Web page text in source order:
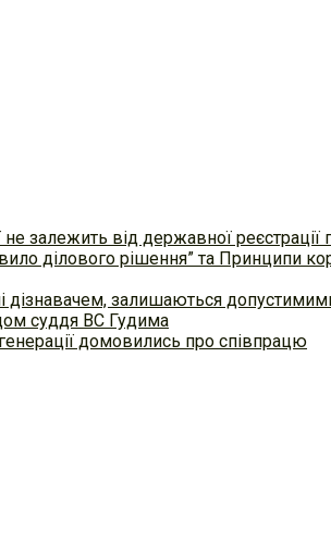
не залежить від державної
ділового рішення” та Принципи
дізнавачем, залишаються
суддя ВС Гудима
генерації домовились про співпрацю